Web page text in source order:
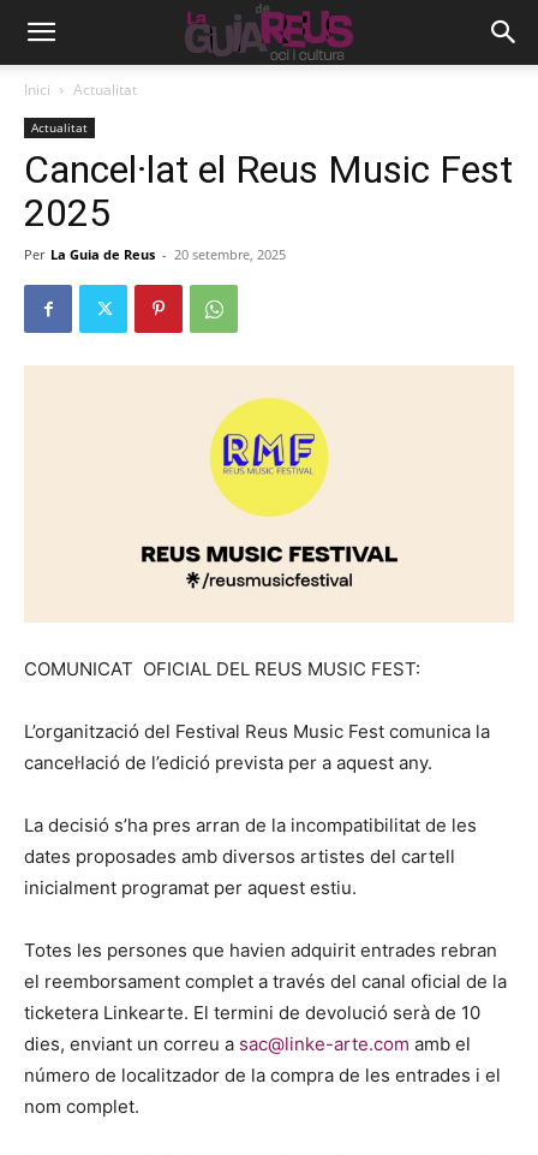
Inici Actualitat
Actualitat
Cancel·lat el Reus Music Fest
2025
Per La Guia de Reus - 20 setembre, 2025
COMUNICAT OFICIAL DEL REUS MUSIC FEST:
L’organització del Festival Reus Music Fest comunica la
cancel·lació de l’edició prevista per a aquest any.
La decisió s’ha pres arran de la incompatibilitat de les
dates proposades amb diversos artistes del cartell
inicialment programat per aquest estiu.
Totes les persones que havien adquirit entrades rebran
el reemborsament complet a través del canal oficial de la
ticketera Linkearte. El termini de devolució serà de 10
dies, enviant un correu a sac@linke-arte.com amb el
número de localitzador de la compra de les entrades i el
nom complet.